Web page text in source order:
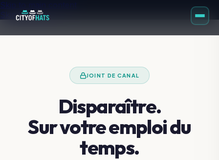
Skip to main content
Skip to footer
JOINT DE CANAL
Disparaître.
Sur votre emploi du
temps.